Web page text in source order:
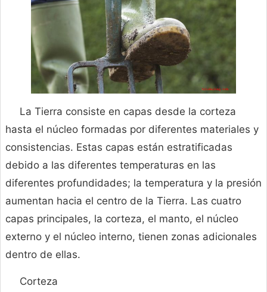
La Tierra consiste en capas desde la corteza
hasta el núcleo formadas por diferentes materiales y
consistencias. Estas capas están estratificadas
debido a las diferentes temperaturas en las
diferentes profundidades; la temperatura y la presión
aumentan hacia el centro de la Tierra. Las cuatro
capas principales, la corteza, el manto, el núcleo
externo y el núcleo interno, tienen zonas adicionales
dentro de ellas.
Corteza